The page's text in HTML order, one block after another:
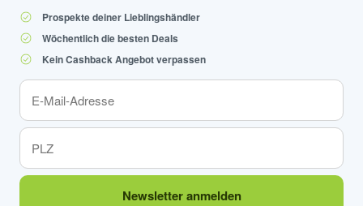
Prospekte deiner Lieblingshändler
Wöchentlich die besten Deals
Kein Cashback Angebot verpassen
Newsletter anmelden